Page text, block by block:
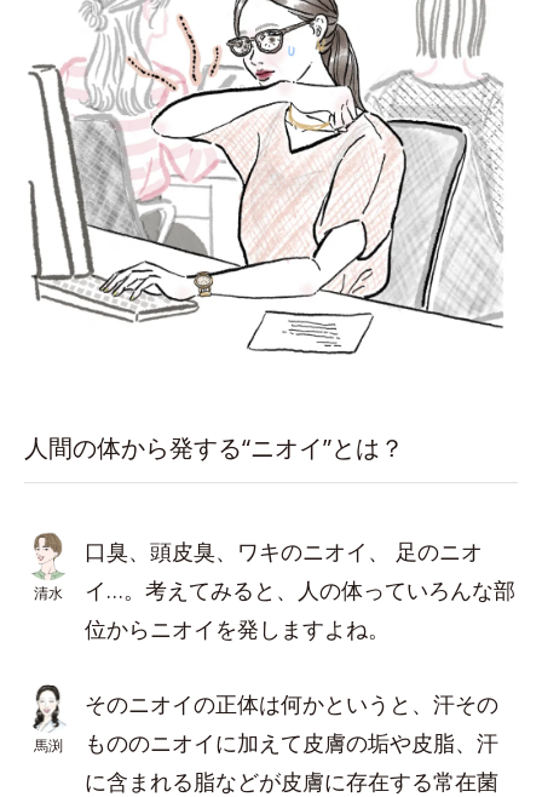
人間の体から発する“ニオイ”とは？
清水
口臭、頭皮臭、ワキのニオイ、 足のニオ
イ…。考えてみると、人の体っていろんな部
位からニオイを発しますよね。
馬渕
そのニオイの正体は何かというと、汗その
もののニオイに加えて皮膚の垢や皮脂、汗
に含まれる脂などが皮膚に存在する常在菌